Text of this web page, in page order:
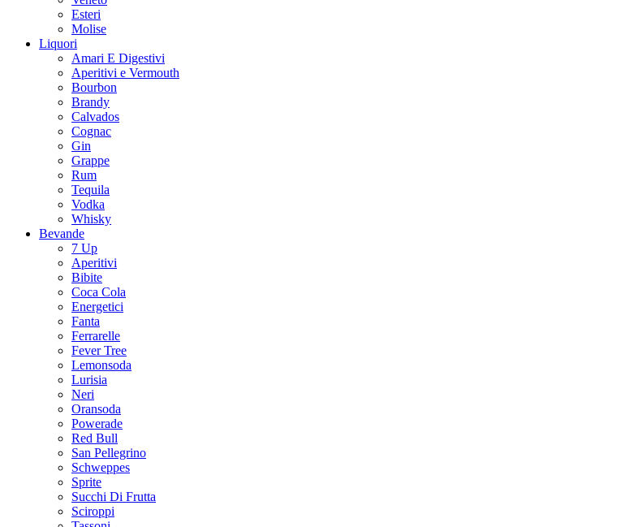
Esteri
Molise
Liquori
Amari E Digestivi
Aperitivi e Vermouth
Bourbon
Brandy
Calvados
Cognac
Gin
Grappe
Rum
Tequila
Vodka
Whisky
Bevande
7 Up
Aperitivi
Bibite
Coca Cola
Energetici
Fanta
Ferrarelle
Fever Tree
Lemonsoda
Lurisia
Neri
Oransoda
Powerade
Red Bull
San Pellegrino
Schweppes
Sprite
Succhi Di Frutta
Sciroppi